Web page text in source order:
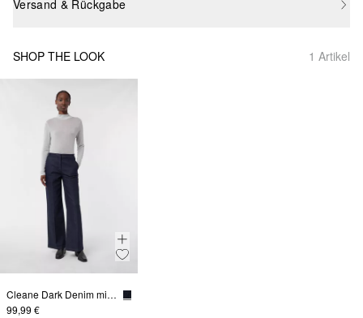
Versand & Rückgabe
SHOP THE LOOK 1 Artikel
Cleane Dark Denim mit weitem Bein
99,99 €